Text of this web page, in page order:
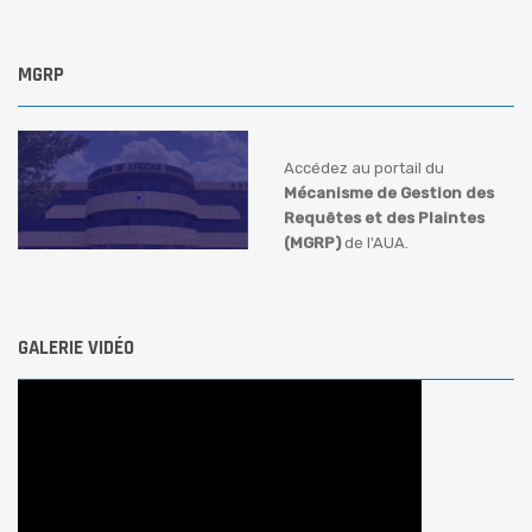
MGRP
Accédez au portail du
Mécanisme de Gestion des
Requêtes et des Plaintes
(MGRP)de l'AUA.
GALERIE VIDÉO